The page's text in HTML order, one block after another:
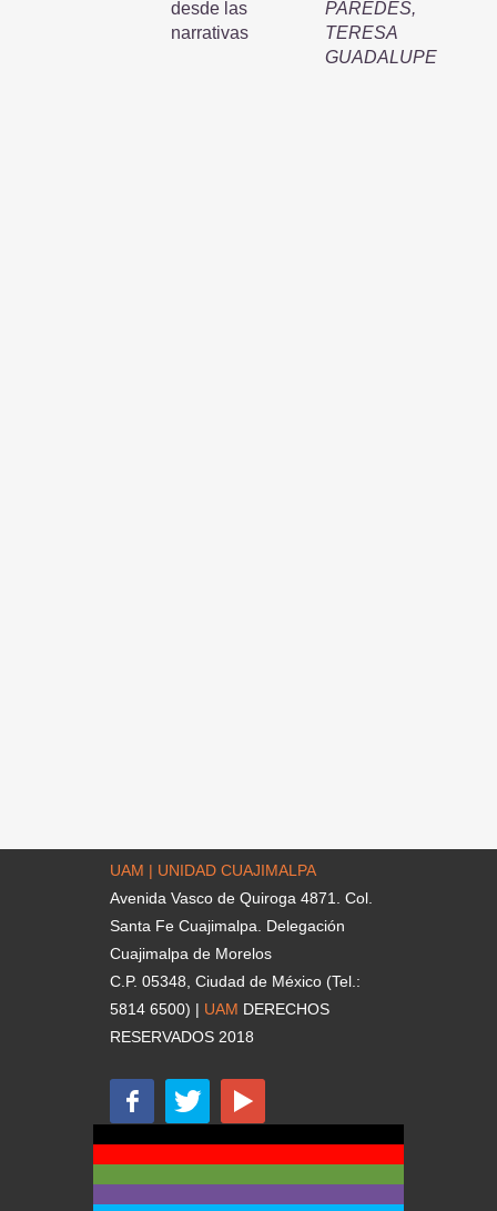
desde las
narrativas
PAREDES,
TERESA
GUADALUPE
UAM | UNIDAD CUAJIMALPA
Avenida Vasco de Quiroga 4871. Col.
Santa Fe Cuajimalpa. Delegación
Cuajimalpa de Morelos
C.P. 05348, Ciudad de México (Tel.:
5814 6500) | UAM DERECHOS
RESERVADOS 2018